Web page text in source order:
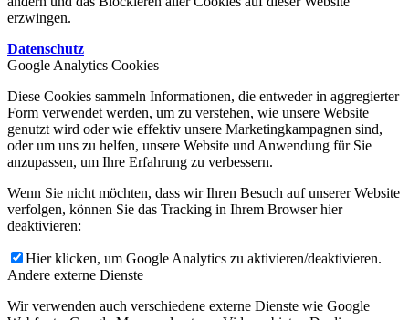
erzwingen.
Datenschutz
Google Analytics Cookies
Diese Cookies sammeln Informationen, die entweder in aggregierter
Form verwendet werden, um zu verstehen, wie unsere Website
genutzt wird oder wie effektiv unsere Marketingkampagnen sind,
oder um uns zu helfen, unsere Website und Anwendung für Sie
anzupassen, um Ihre Erfahrung zu verbessern.
Wenn Sie nicht möchten, dass wir Ihren Besuch auf unserer Website
verfolgen, können Sie das Tracking in Ihrem Browser hier
deaktivieren:
Hier klicken, um Google Analytics zu aktivieren/deaktivieren.
Andere externe Dienste
Wir verwenden auch verschiedene externe Dienste wie Google